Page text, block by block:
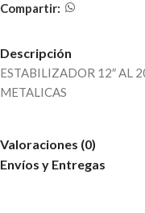
Compartir:
Descripción
ESTABILIZADOR 12″ AL
METALICAS
Valoraciones (0)
Envíos y Entregas